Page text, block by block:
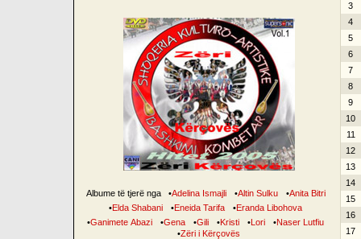
Albume të tjerë nga •Adelina Ismajli •Altin Sulku •Anita Bitri
•Elda Shabani •Eneida Tarifa •Eranda Libohova
•Ganimete Abazi •Gena •Gili •Kristi •Lori •Naser Lutfiu
•Zëri i Kërçovës
3
4
5
6
7
8
9
10
11
12
13
14
15
16
17